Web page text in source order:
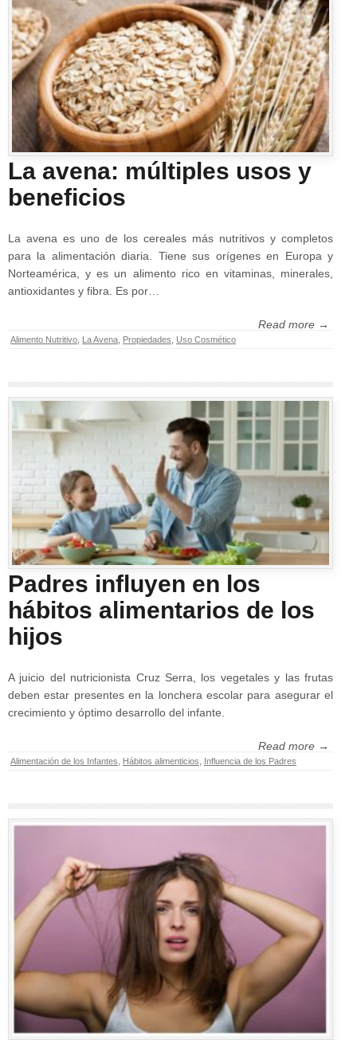
La avena: múltiples usos y
beneficios
La avena es uno de los cereales más nutritivos y completos
para la alimentación diaria. Tiene sus orígenes en Europa y
Norteamérica, y es un alimento rico en vitaminas, minerales,
antioxidantes y fibra. Es por…
Read more →
Alimento Nutritivo La Avena Propiedades Uso Cosmético
Padres influyen en los
hábitos alimentarios de los
hijos
A juicio del nutricionista Cruz Serra, los vegetales y las frutas
deben estar presentes en la lonchera escolar para asegurar el
crecimiento y óptimo desarrollo del infante.
Read more →
Alimentación de los Infantes Hábitos alimenticios Influencia de los Padres